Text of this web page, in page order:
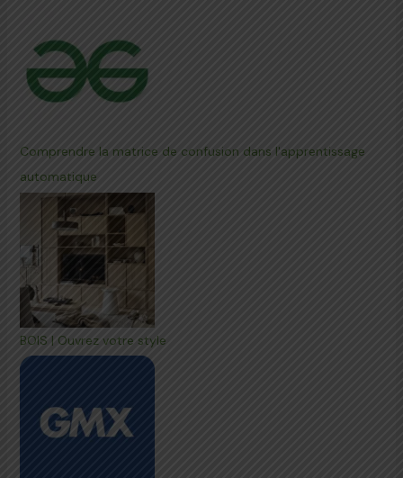
Comprendre la matrice de confusion dans l'apprentissage
automatique
BOIS | Ouvrez votre style